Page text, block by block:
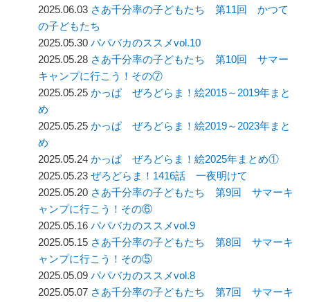
2025.06.03 さあ千分率の子どもたち 第11回 かつて
の子どもたち
2025.05.30パパバカのススメvol.10
2025.05.28 さあ千分率の子どもたち 第10回 サマー
キャンプに行こう！その⑦
2025.05.25かっぱ ぜろどらま！絵2015～2019年まと
め
2025.05.25かっぱ ぜろどらま！絵2019～2023年まと
め
2025.05.24かっぱ ぜろどらま！絵2025年まとめ①
2025.05.23ぜろどらま！1416話 一夜明けて
2025.05.20 さあ千分率の子どもたち 第9回 サマーキ
ャンプに行こう！その⑥
2025.05.16パパバカのススメvol.9
2025.05.15 さあ千分率の子どもたち 第8回 サマーキ
ャンプに行こう！その⑤
2025.05.09パパバカのススメvol.8
2025.05.07 さあ千分率の子どもたち 第7回 サマーキ